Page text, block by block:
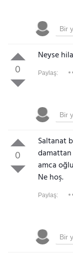
0
Neyse
Paylaş:
0
Saltanat
damattan
amca
Ne hoş.
Paylaş: